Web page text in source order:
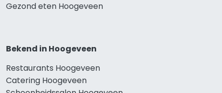
Gezond eten Hoogeveen
Bekend in Hoogeveen
Restaurants Hoogeveen
Catering Hoogeveen